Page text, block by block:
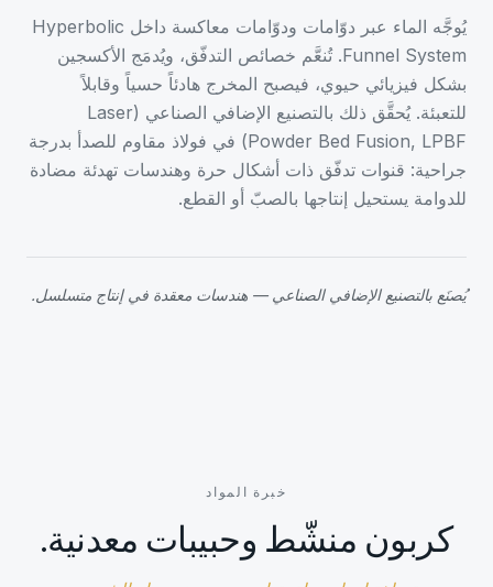
يُوجَّه الماء عبر دوّامات ودوّامات معاكسة داخل Hyperbolic
Funnel System. تُنعَّم خصائص التدفّق، ويُدمَج الأكسجين
بشكل فيزيائي حيوي، فيصبح المخرج هادئاً حسياً وقابلاً
للتعبئة. يُحقَّق ذلك بالتصنيع الإضافي الصناعي (Laser
Powder Bed Fusion, LPBF) في فولاذ مقاوم للصدأ بدرجة
جراحية: قنوات تدفّق ذات أشكال حرة وهندسات تهدئة مضادة
للدوامة يستحيل إنتاجها بالصبّ أو القطع.
يُصنَع بالتصنيع الإضافي الصناعي — هندسات معقدة في إنتاج متسلسل.
خبرة المواد
كربون منشّط وحبيبات معدنية.